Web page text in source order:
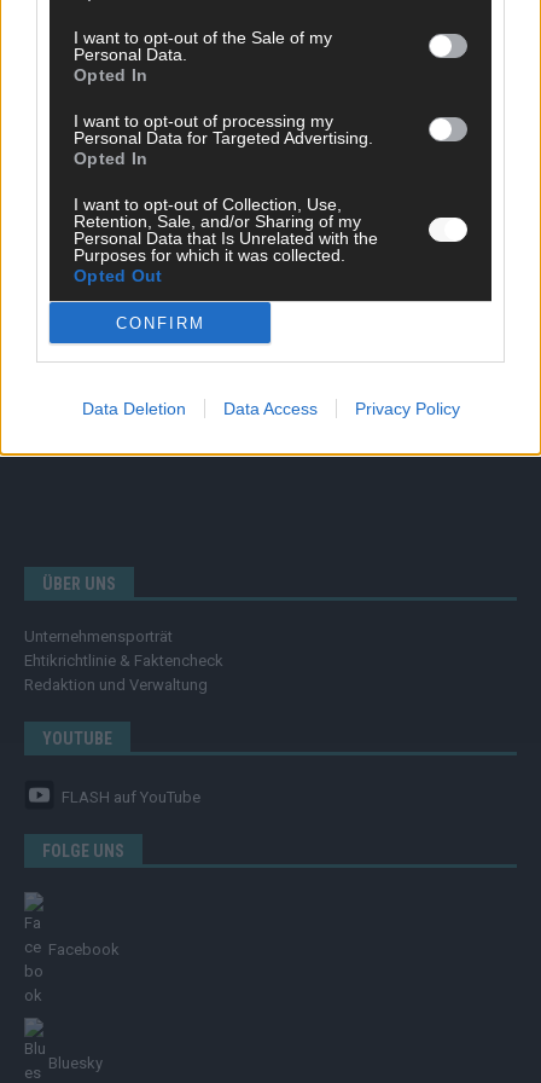
I want to opt-out of the Sale of my
Personal Data.
Opted In
I want to opt-out of processing my
Personal Data for Targeted Advertising.
Opted In
I want to opt-out of Collection, Use,
Retention, Sale, and/or Sharing of my
Personal Data that Is Unrelated with the
Purposes for which it was collected.
Opted Out
CONFIRM
Data Deletion Data Access Privacy Policy
SCHNELL ZUM RESSORT
Nachrichten
Ratgeber
Wissen
Kommentar
Streams & Storys
ÜBER UNS
Unternehmensporträt
Ehtikrichtlinie & Faktencheck
Redaktion und Verwaltung
YOUTUBE
FLASH auf YouTube
FOLGE UNS
Facebook
Bluesky